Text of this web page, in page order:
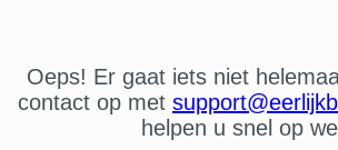
Oeps! Er gaat iets niet
contact op met
helpen u snel op